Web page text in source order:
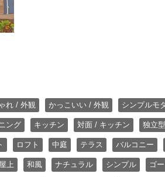
れ / 外観 かっこいい / 外観 シンプルモ
ング キッチン 対面 / キッチン 独立
ロフト 中庭 テラス バルコニー
屋上 和風 ナチュラル シンプル ゴ